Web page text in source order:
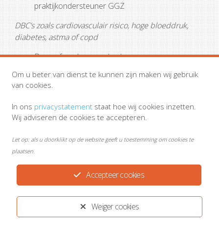
praktijkondersteuner GGZ
DBC’s zoals cardiovasculair risico, hoge bloeddruk,
diabetes, astma of copd
Deze afspraken worden langzaam weer
zich wachten. Uw praktijkondersteuner neemt
een nieuwe afspraak.
Geleidelijk aan hopen wij het aanbod weer te kunnen
opvoeren tot normaal.
Wij hopen op uw begrip.
Weiger cookies
Accepteer cookies
Om u beter van dienst te kunnen zijn maken wij gebruik
van cookies.
In ons privacystatement staat hoe wij cookies inzetten.
Wij adviseren de cookies te accepteren.
Let op: als u doorklikt op de website geeft u toestemming om cookies te
plaatsen.